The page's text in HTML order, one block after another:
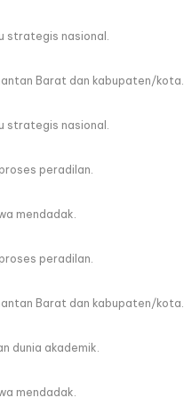
strategis nasional.
Barat dan kabupaten/kota.
strategis nasional.
peradilan.
mendadak.
peradilan.
Barat dan kabupaten/kota.
dunia akademik.
mendadak.